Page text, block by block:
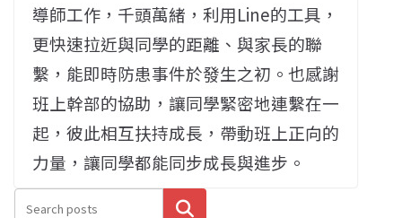
導師工作，千頭萬緒，利用Line的工具，
更快速拉近與同學的距離、與家長的聯
繫，能即時防患事件於發生之初。也感謝
班上幹部的協助，讓同學緊密地連繫在一
起，彼此相互扶持成長，帶動班上正向的
力量，讓同學都能同步成長與進步。
搜尋